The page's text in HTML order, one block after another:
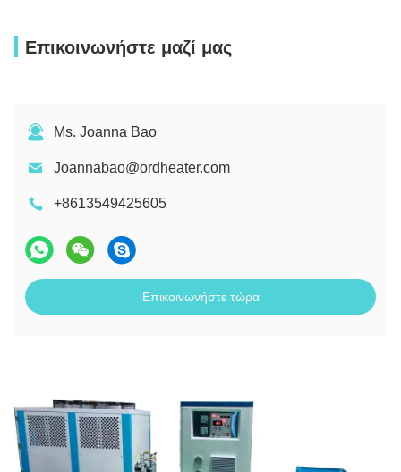
Επικοινωνήστε μαζί μας
Ms. Joanna Bao
Joannabao@ordheater.com
+8613549425605
Επικοινωνήστε τώρα